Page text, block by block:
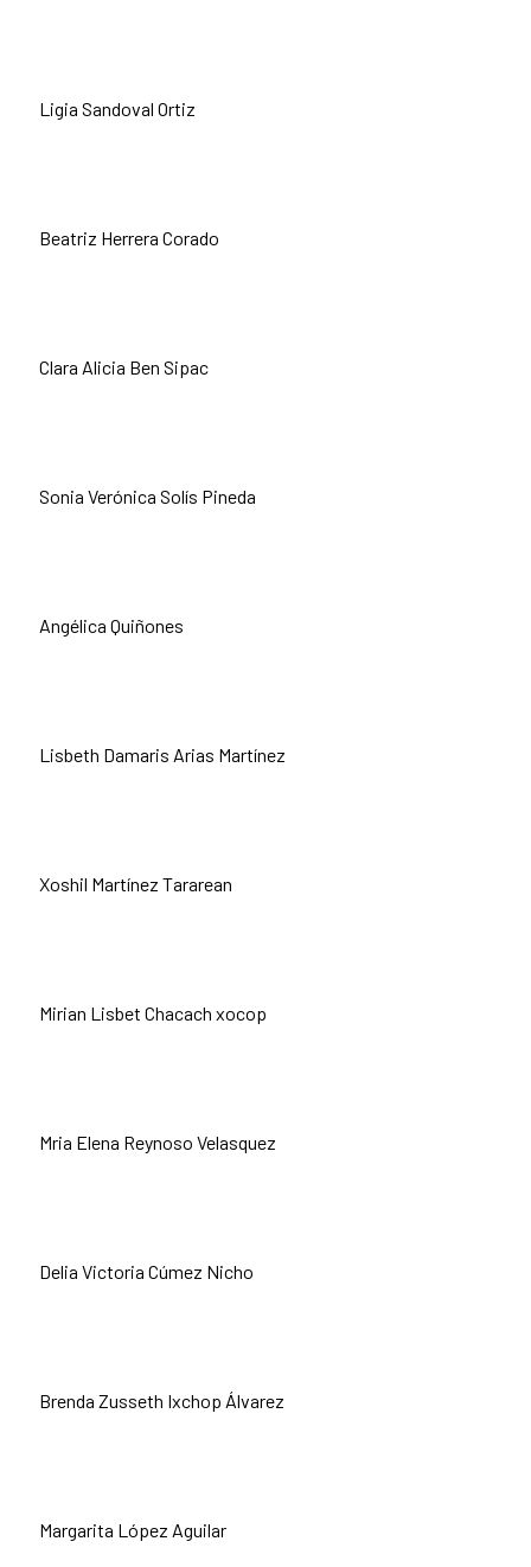
Ligia Sandoval Ortiz
Beatriz Herrera Corado
Clara Alicia Ben Sipac
Sonia Verónica Solís Pineda
Angélica Quiñones
Lisbeth Damaris Arias Martínez
Xoshil Martínez Tararean
Mirian Lisbet Chacach xocop
Mria Elena Reynoso Velasquez
Delia Victoria Cúmez Nicho
Brenda Zusseth Ixchop Álvarez
Margarita López Aguilar